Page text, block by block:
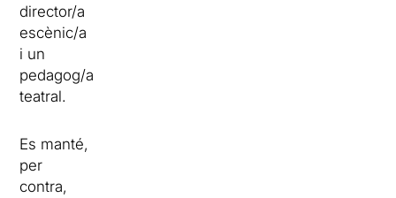
director/a
escènic/a
i un
pedagog/a
teatral.
Es manté,
per
contra,